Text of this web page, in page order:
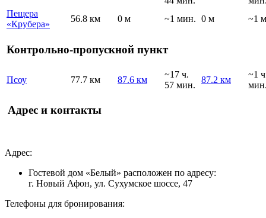
Пещера
«Крубера»
56.8 км 0 м ~1 мин. 0 м ~1
Контрольно-пропускной пункт
Псоу 77.7 км 87.6 км
~17 ч.
57 мин.
87.2 км
~1
Адрес и контакты
Адрес:
Гостевой дом «Белый» расположен по адресу:
г. Новый Афон, ул. Сухумское шоссе, 47
Телефоны для бронирования: